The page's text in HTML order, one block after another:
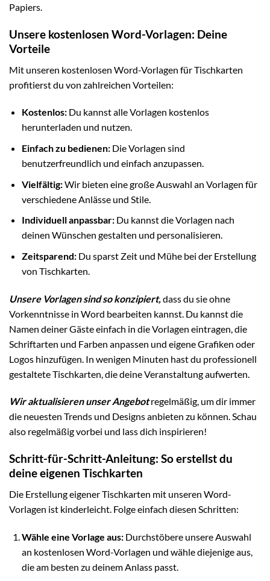
Papiers.
Unsere kostenlosen Word-Vorlagen: Deine
Vorteile
Mit unseren kostenlosen Word-Vorlagen für Tischkarten
profitierst du von zahlreichen Vorteilen:
Kostenlos:Du kannst alle Vorlagen kostenlos
herunterladen und nutzen.
Einfach zu bedienen:Die Vorlagen sind
benutzerfreundlich und einfach anzupassen.
Vielfältig:Wir bieten eine große Auswahl an Vorlagen für
verschiedene Anlässe und Stile.
Individuell anpassbar:Du kannst die Vorlagen nach
deinen Wünschen gestalten und personalisieren.
Zeitsparend:Du sparst Zeit und Mühe bei der Erstellung
von Tischkarten.
Unsere Vorlagen sind so konzipiert, dass du sie ohne
Vorkenntnisse in Word bearbeiten kannst. Du kannst die
Namen deiner Gäste einfach in die Vorlagen eintragen, die
Schriftarten und Farben anpassen und eigene Grafiken oder
Logos hinzufügen. In wenigen Minuten hast du professionell
gestaltete Tischkarten, die deine Veranstaltung aufwerten.
Wir aktualisieren unser Angebotregelmäßig, um dir immer
die neuesten Trends und Designs anbieten zu können. Schau
also regelmäßig vorbei und lass dich inspirieren!
Schritt-für-Schritt-Anleitung: So erstellst du
deine eigenen Tischkarten
Die Erstellung eigener Tischkarten mit unseren Word-
Vorlagen ist kinderleicht. Folge einfach diesen Schritten:
Wähle eine Vorlage aus:Durchstöbere unsere Auswahl
an kostenlosen Word-Vorlagen und wähle diejenige aus,
die am besten zu deinem Anlass passt.